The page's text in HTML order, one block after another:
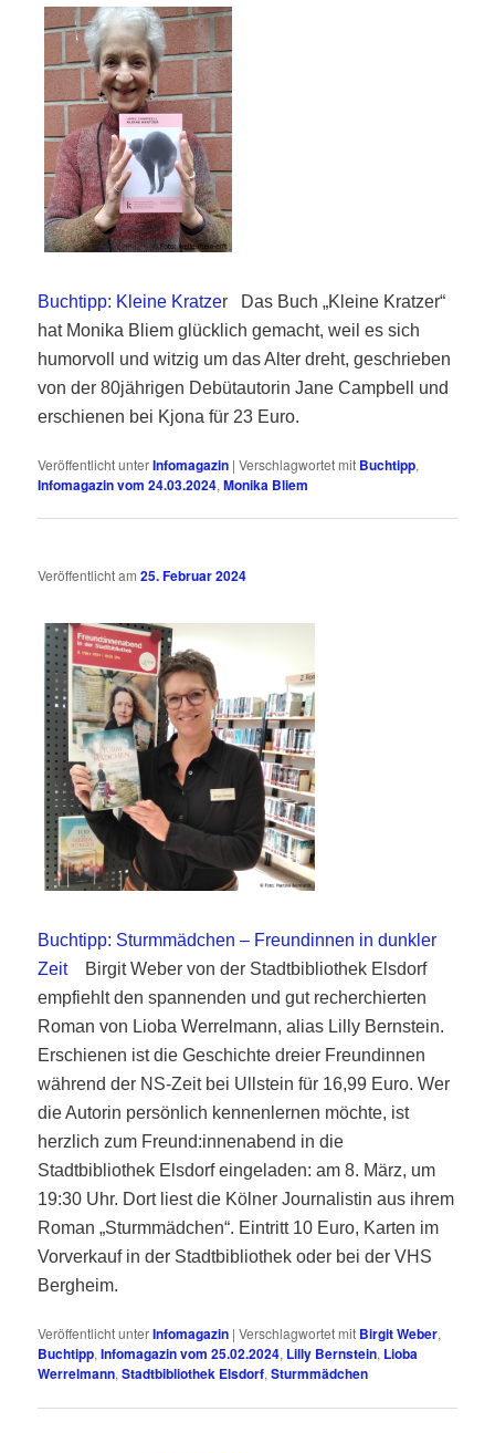
Buchtipp: Kleine Kratzer
Das Buch „Kleine Kratzer“
hat Monika Bliem glücklich gemacht, weil es sich
humorvoll und witzig um das Alter dreht, geschrieben
von der 80jährigen Debütautorin Jane Campbell und
erschienen bei Kjona für 23 Euro.
Veröffentlicht unterInfomagazin |Verschlagwortet mit Buchtipp,
Infomagazin vom 24.03.2024,Monika Bliem
Veröffentlicht am25. Februar 2024
Buchtipp: Sturmmädchen – Freundinnen in dunkler
Zeit
Birgit Weber von der Stadtbibliothek Elsdorf
empfiehlt den spannenden und gut recherchierten
Roman von Lioba Werrelmann, alias Lilly Bernstein.
Erschienen ist die Geschichte dreier Freundinnen
während der NS-Zeit bei Ullstein für 16,99 Euro. Wer
die Autorin persönlich kennenlernen möchte, ist
herzlich zum Freund:innenabend in die
Stadtbibliothek Elsdorf eingeladen: am8. März, um
19:30 Uhr. Dort liest die Kölner Journalistin aus ihrem
Roman „Sturmmädchen“. Eintritt 10 Euro, Karten im
Vorverkauf in der Stadtbibliothek oder bei der VHS
Bergheim.
Veröffentlicht unterInfomagazin |Verschlagwortet mit Birgit Weber,
Buchtipp,Infomagazin vom 25.02.2024, Lilly Bernstein, Lioba
Werrelmann,Stadtbibliothek Elsdorf,Sturmmädchen